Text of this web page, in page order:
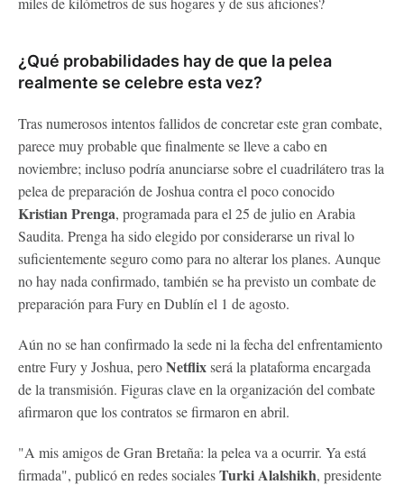
¿Qué probabilidades hay de que la pelea
realmente se celebre esta vez?
Tras numerosos intentos fallidos de concretar este gran combate,
parece muy probable que finalmente se lleve a cabo en
noviembre; incluso podría anunciarse sobre el cuadrilátero tras la
pelea de preparación de Joshua contra el poco conocido
Kristian Prenga, programada para el 25 de julio en Arabia
Saudita. Prenga ha sido elegido por considerarse un rival lo
suficientemente seguro como para no alterar los planes. Aunque
no hay nada confirmado, también se ha previsto un combate de
preparación para Fury en Dublín el 1 de agosto.
Aún no se han confirmado la sede ni la fecha del enfrentamiento
entre Fury y Joshua, peroNetflixserá la plataforma encargada
de la transmisión. Figuras clave en la organización del combate
afirmaron que los contratos se firmaron en abril.
"A mis amigos de Gran Bretaña: la pelea va a ocurrir. Ya está
firmada", publicó en redes socialesTurki Alalshikh, presidente